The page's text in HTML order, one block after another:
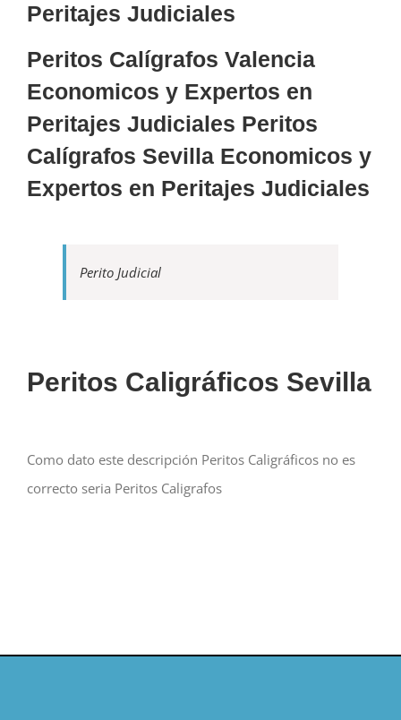
Peritajes Judiciales
Peritos Calígrafos Valencia
Economicos y Expertos en
Peritajes Judiciales Peritos
Calígrafos Sevilla Economicos y
Expertos en Peritajes Judiciales
Perito Judicial
Peritos Caligráficos Sevilla
Como dato este descripción Peritos Caligráficos no es
correcto seria Peritos Caligrafos